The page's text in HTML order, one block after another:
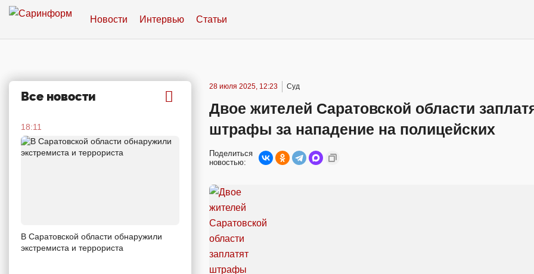
Новости Интервью Статьи
Все новости
18:11
В Саратовской области обнаружили
экстремиста и террориста
28 июля 2025, 12:23 Суд
Двое жителей Саратовской области
штрафы за нападение на полицейских
Поделиться
новостью: